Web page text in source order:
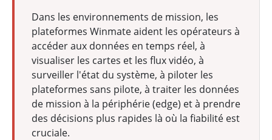
Dans les environnements de mission, les
plateformes Winmate aident les opérateurs à
accéder aux données en temps réel, à
visualiser les cartes et les flux vidéo, à
surveiller l'état du système, à piloter les
plateformes sans pilote, à traiter les données
de mission à la périphérie (edge) et à prendre
des décisions plus rapides là où la fiabilité est
cruciale.